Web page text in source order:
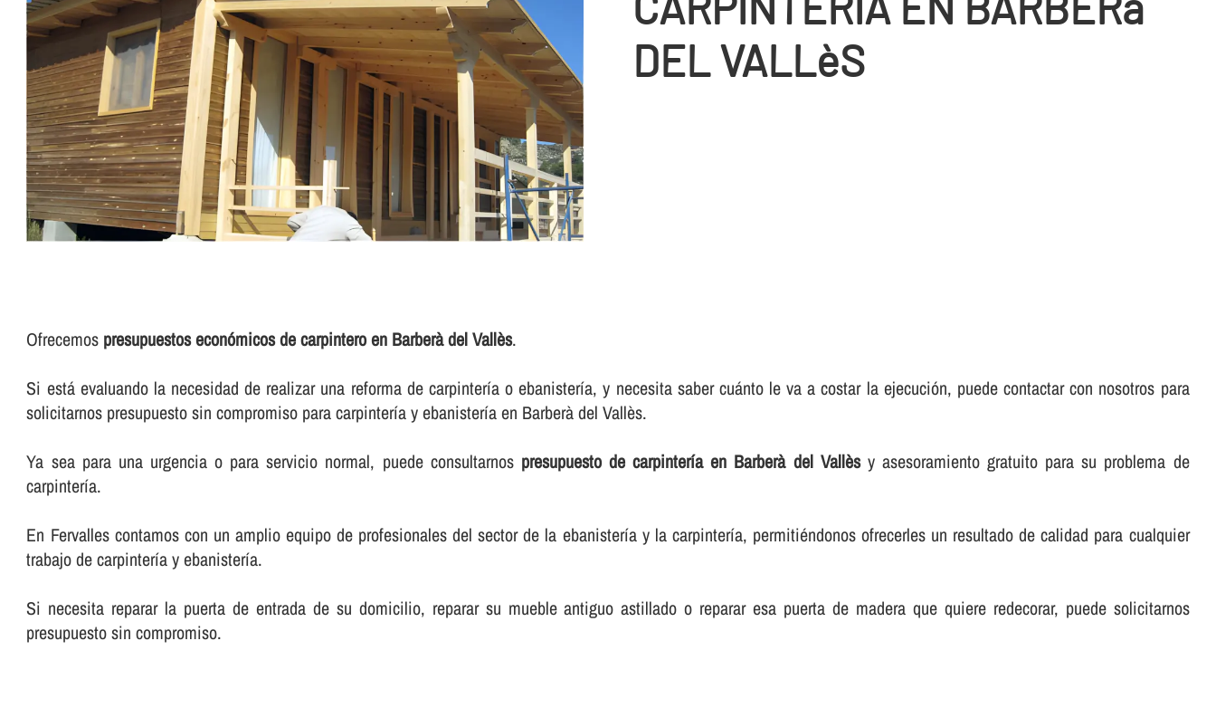
DEL VALLèS
Ofrecemos presupuestos económicos de carpintero en Barberà del Vallès.
Si está evaluando la necesidad de realizar una reforma de carpinterí­a o ebanisterí­a, y necesita saber cuánto le va a costar la ejecución, puede contactar con nosotros para
solicitarnos presupuesto sin compromiso para carpinterí­a y ebanisterí­a en Barberà del Vallès.
Ya sea para una urgencia o para servicio normal, puede consultarnos presupuesto de carpinterí­a en Barberà del Vallèsy asesoramiento gratuito para su problema de
carpinterí­a.
En Fervalles contamos con un amplio equipo de profesionales del sector de la ebanisterí­a y la carpinterí­a, permitiéndonos ofrecerles un resultado de calidad para cualquier
trabajo de carpinterí­a y ebanisterí­a.
Si necesita reparar la puerta de entrada de su domicilio, reparar su mueble antiguo astillado o reparar esa puerta de madera que quiere redecorar, puede solicitarnos
presupuesto sin compromiso.